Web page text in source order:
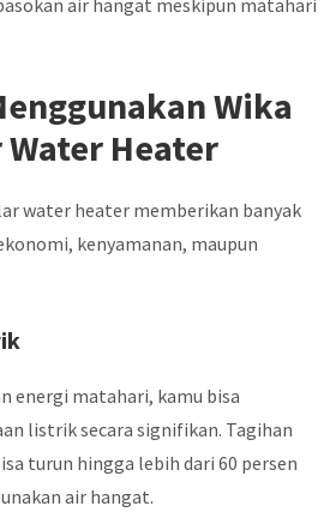
Wika
Heater
water heater memberikan banyak
kenyamanan, maupun
energi matahari, kamu bisa
listrik secara signifikan. Tagihan
turun hingga lebih dari 60 persen
air hangat.